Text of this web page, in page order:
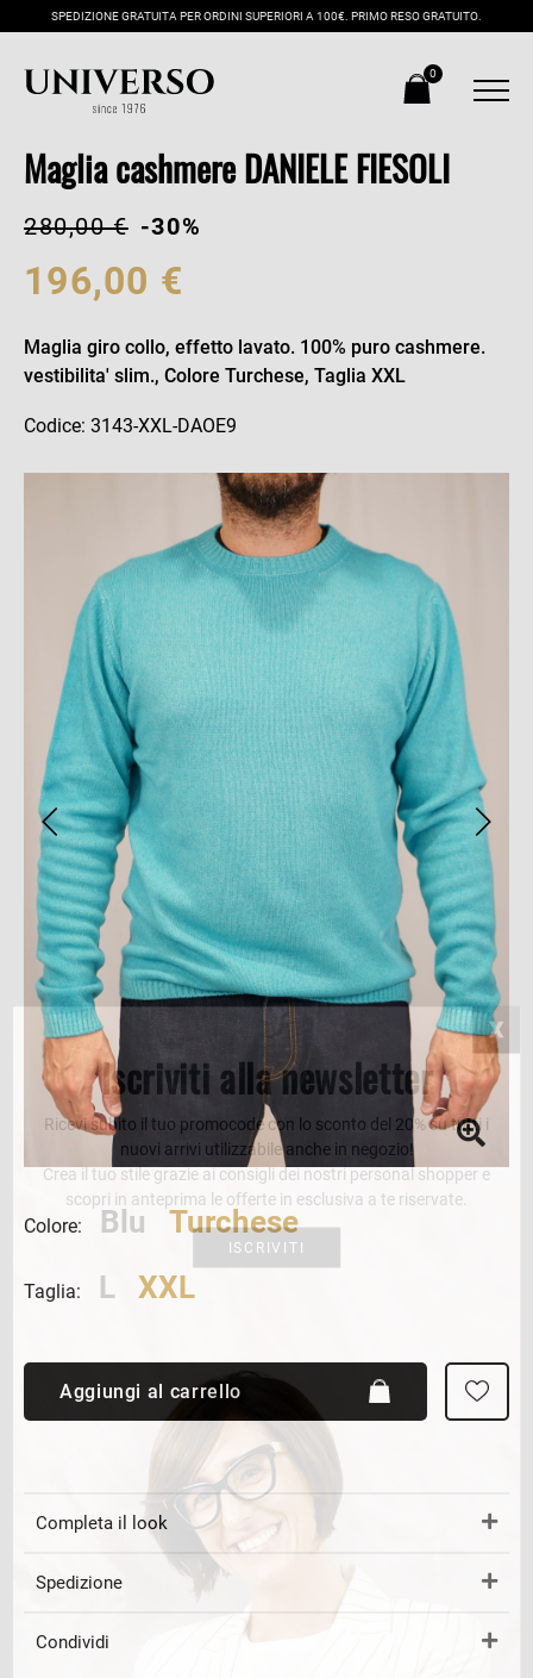
SPEDIZIONE GRATUITA PER ORDINI SUPERIORI A 100€. PRIMO RESO GRATUITO.
0
Maglia cashmere DANIELE FIESOLI
280,00 € -30%
196,00 €
Maglia giro collo, effetto lavato. 100% puro cashmere.
vestibilita' slim., Colore Turchese, Taglia XXL
Codice: 3143-XXL-DAOE9
Colore: Blu Turchese
Taglia: L XXL
Aggiungi al carrello
Completa il look
Spedizione
Condividi
Iscriviti alla newsletter
Ricevi subito il tuo promocode con lo sconto del 20% su tutti i
nuovi arrivi utilizzabile anche in negozio!
Crea il tuo stile grazie ai consigli dei nostri personal shopper e
scopri in anteprima le offerte in esclusiva a te riservate.
ISCRIVITI